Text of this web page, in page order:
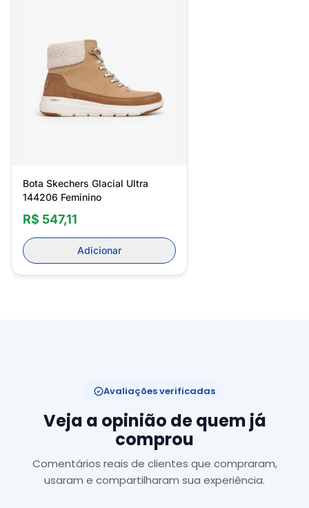
Bota Skechers Glacial Ultra
144206 Feminino
R$ 547,11
Adicionar
Avaliações verificadas
Veja a opinião de quem já
comprou
Comentários reais de clientes que compraram,
usaram e compartilharam sua experiência.